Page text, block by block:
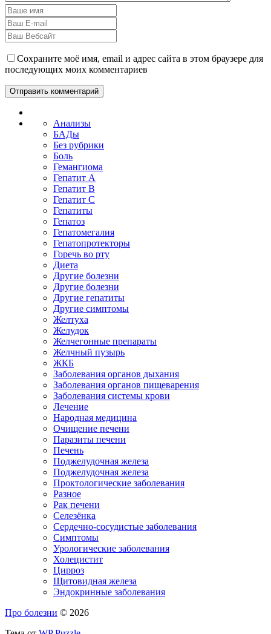
Сохраните моё имя, email и адрес сайта в этом браузере для
последующих моих комментариев
Анализы
БАДы
Без рубрики
Боль
Гемангиома
Гепатит A
Гепатит B
Гепатит C
Гепатиты
Гепатоз
Гепатомегалия
Гепатопротекторы
Горечь во рту
Диета
Другие болезни
Другие болезни
Другие гепатиты
Другие симптомы
Желтуха
Желудок
Желчегонные препараты
Желчный пузырь
ЖКБ
Заболевания органов дыхания
Заболевания органов пищеварения
Заболевания системы крови
Лечение
Народная медицина
Очищение печени
Паразиты печени
Печень
Поджелудочная железа
Поджелудочная железа
Проктологические заболевания
Разное
Рак печени
Селезёнка
Сердечно-сосудистые заболевания
Симптомы
Урологические заболевания
Холецистит
Цирроз
Щитовидная железа
Эндокринные заболевания
Про болезни © 2026